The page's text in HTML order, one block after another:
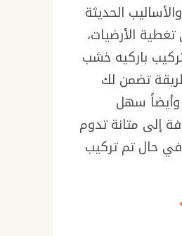
الحديثة
الأرضيات،
باركيه خشب
تضمن لك
سهل
إلى متانة تدوم
حال تم تركيب